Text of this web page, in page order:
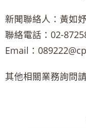
新聞聯絡人：黃如
聯絡電話：02-
Email：
其他相關業務詢問